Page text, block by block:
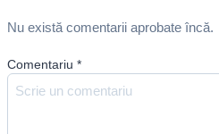
Nu există comentarii aprobate încă.
Comentariu *